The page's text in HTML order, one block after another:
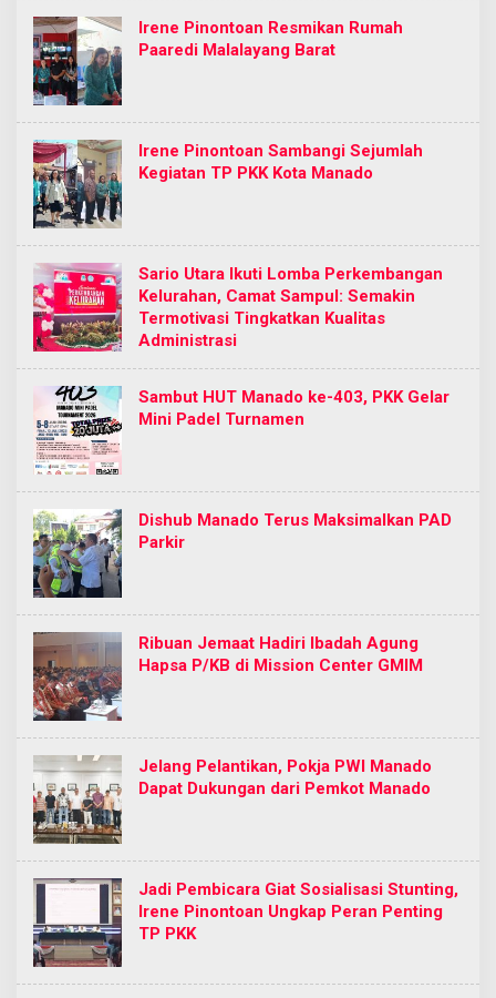
Irene Pinontoan Resmikan Rumah
Paaredi Malalayang Barat
Irene Pinontoan Sambangi Sejumlah
Kegiatan TP PKK Kota Manado
Sario Utara Ikuti Lomba Perkembangan
Kelurahan, Camat Sampul: Semakin
Termotivasi Tingkatkan Kualitas
Administrasi
Sambut HUT Manado ke-403, PKK Gelar
Mini Padel Turnamen
Dishub Manado Terus Maksimalkan PAD
Parkir
Ribuan Jemaat Hadiri Ibadah Agung
Hapsa P/KB di Mission Center GMIM
Jelang Pelantikan, Pokja PWI Manado
Dapat Dukungan dari Pemkot Manado
Jadi Pembicara Giat Sosialisasi Stunting,
Irene Pinontoan Ungkap Peran Penting
TP PKK